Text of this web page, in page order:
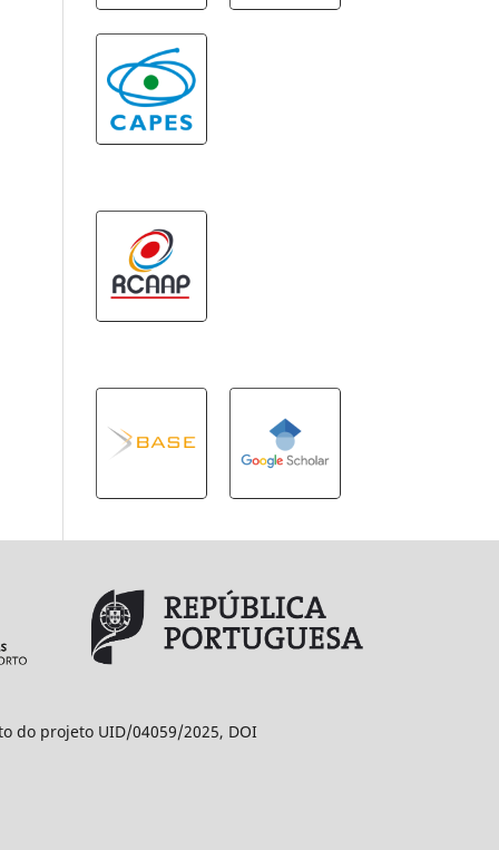
do projeto UID/04059/2025, DOI